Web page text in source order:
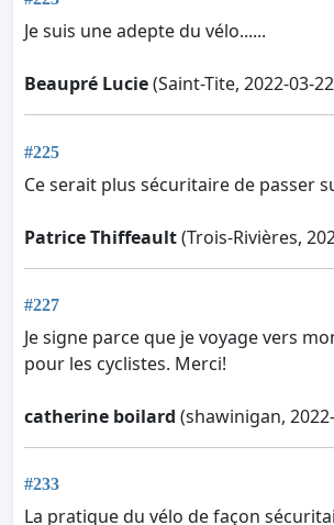
Je suis une adepte du vélo......
Beaupré Lucie(Saint-Tite, 2022-03-
#225
Ce serait plus sécuritaire de passer
Patrice Thiffeault(Trois-Rivières,
#227
Je signe parce que je voyage vers
pour les cyclistes. Merci!
catherine boilard (shawinigan,
#233
La pratique du vélo de façon